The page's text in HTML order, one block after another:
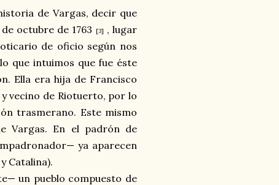
de Vargas, decir que
octubre de 1763 [3] , lugar
de oficio según nos
lo que intuimos que fue éste
Ella era hija de Francisco
y vecino de Riotuerto, por lo
trasmerano. Este mismo
Vargas. En el padrón de
ya aparecen
Catalina).
un pueblo compuesto de